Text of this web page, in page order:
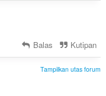
Balas Kutipan
Tampilkan utas forum